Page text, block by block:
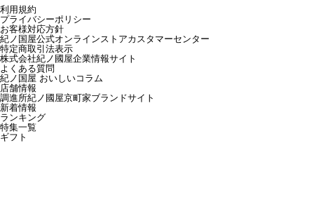
利用規約
プライバシーポリシー
お客様対応方針
紀ノ国屋公式オンラインストアカスタマーセンター
特定商取引法表示
株式会社紀ノ國屋企業情報サイト
よくある質問
紀ノ国屋 おいしいコラム
店舗情報
調進所紀ノ國屋京町家ブランドサイト
新着情報
ランキング
特集一覧
ギフト